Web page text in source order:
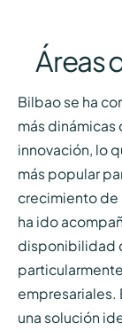
Áreas
Bilbao se ha
más dinámicas
innovación, lo
más popular
crecimiento de
ha ido
disponibilidad
empresariales.
una solución